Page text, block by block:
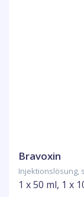
Bravoxin
Injektionslösung,
1 x 50 ml, 1 x